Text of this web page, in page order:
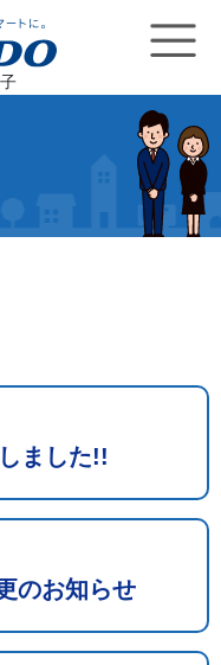
ました!!
のお知らせ